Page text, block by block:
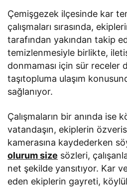
Çemişgezek ilçesinde kar
çalışmaları sırasında,
tarafından yakından takip
temizlenmesiyle birlikte,
donmaması için sür receler
taşıtopluma ulaşım
sağlanıyor.
Çalışmaların bir anında ise
vatandaşın, ekiplerin
kamerasına kaydederken
olurum size sözleri,
net şekilde yansıtıyor. Kar
eden ekiplerin gayreti,